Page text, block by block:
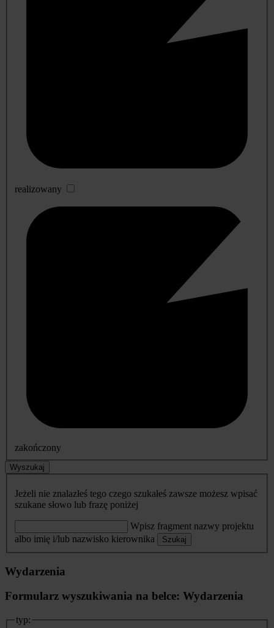
realizowany
zakończony
Wyszukaj
Jeżeli nie znalazłeś tego czego szukałeś zawsze możesz wpisać
szukane słowo lub frazę poniżej
Wpisz fragment nazwy projektu
albo imię i/lub nazwisko kierownika
Szukaj
Wydarzenia
Formularz wyszukiwania na belce: Wydarzenia
typ: